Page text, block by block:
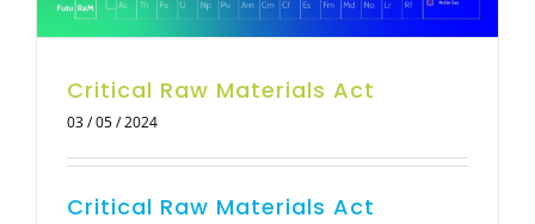
Critical Raw Materials Act
03 / 05 / 2024
Critical Raw Materials Act